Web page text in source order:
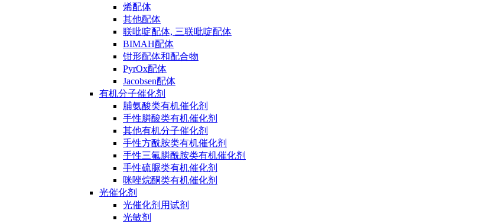
烯配体
其他配体
联吡啶配体, 三联吡啶配体
BIMAH配体
钳形配体和配合物
PyrOx配体
Jacobsen配体
有机分子催化剂
脯氨酸类有机催化剂
手性膦酸类有机催化剂
其他有机分子催化剂
手性方酰胺类有机催化剂
手性三氟膦酰胺类有机催化剂
手性硫脲类有机催化剂
咪唑烷酮类有机催化剂
光催化剂
光催化剂用试剂
光敏剂